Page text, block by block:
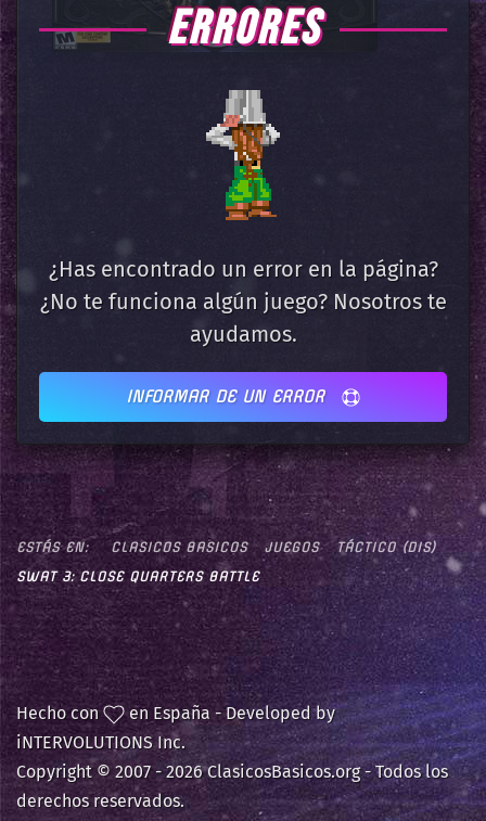
ERRORES
¿Has encontrado un error en la página?
¿No te funciona algún juego? Nosotros te
ayudamos.
INFORMAR DE UN ERROR
ESTÁS EN: CLASICOS BASICOS JUEGOS
TÁCTICO (DIS)
SWAT 3: CLOSE QUARTERS BATTLE
Hecho con
en España - Developed by
iNTERVOLUTIONS Inc.
Copyright © 2007 -2026 ClasicosBasicos.org - Todos los
derechos reservados.